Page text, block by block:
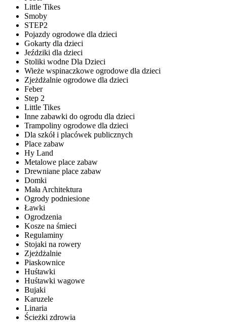
Little Tikes
Smoby
STEP2
Pojazdy ogrodowe dla dzieci
Gokarty dla dzieci
Jeździki dla dzieci
Stoliki wodne Dla Dzieci
Wieże wspinaczkowe ogrodowe dla dzieci
Zjeżdżalnie ogrodowe dla dzieci
Feber
Step 2
Little Tikes
Inne zabawki do ogrodu dla dzieci
Trampoliny ogrodowe dla dzieci
Dla szkół i placówek publicznych
Place zabaw
Hy Land
Metalowe place zabaw
Drewniane place zabaw
Domki
Mała Architektura
Ogrody podniesione
Ławki
Ogrodzenia
Kosze na śmieci
Regulaminy
Stojaki na rowery
Zjeżdżalnie
Piaskownice
Huśtawki
Huśtawki wagowe
Bujaki
Karuzele
Linaria
Ścieżki zdrowia